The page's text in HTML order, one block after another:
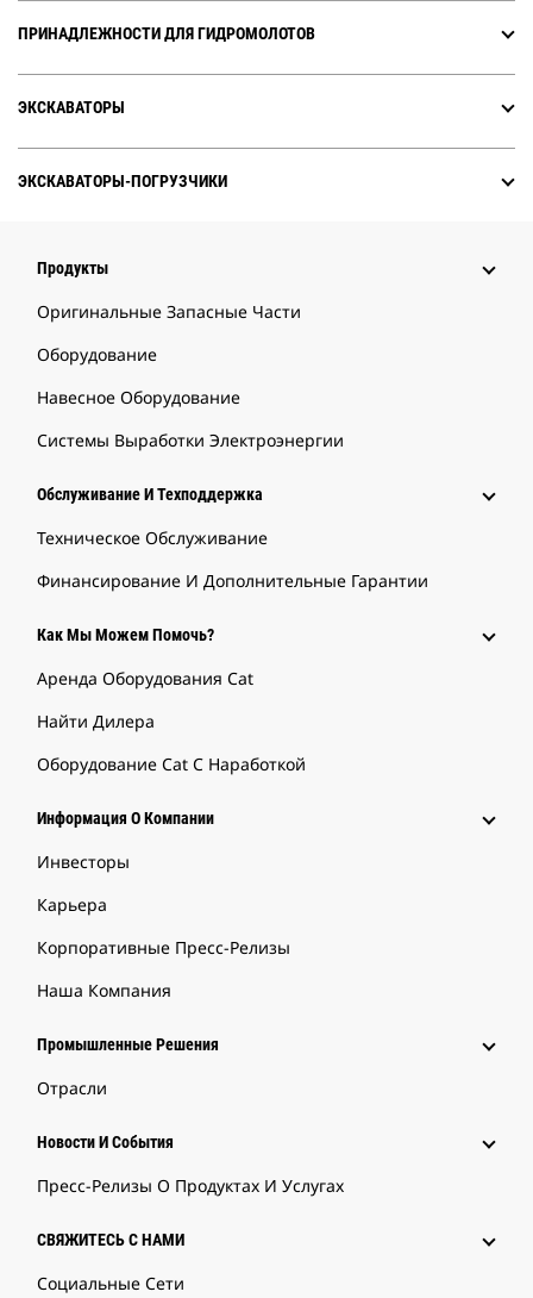
ПРИНАДЛЕЖНОСТИ ДЛЯ ГИДРОМОЛОТОВ
ЭКСКАВАТОРЫ
ЭКСКАВАТОРЫ-ПОГРУЗЧИКИ
Продукты
Оригинальные Запасные Части
Оборудование
Навесное Оборудование
Системы Выработки Электроэнергии
Обслуживание И Техподдержка
Техническое Обслуживание
Финансирование И Дополнительные Гарантии
Как Мы Можем Помочь?
Аренда Оборудования Cat
Найти Дилера
Оборудование Cat С Наработкой
Информация О Компании
Инвесторы
Карьера
Корпоративные Пресс-Релизы
Наша Компания
Промышленные Решения
Отрасли
Новости И События
Пресс-Релизы О Продуктах И Услугах
СВЯЖИТЕСЬ С НАМИ
Социальные Сети